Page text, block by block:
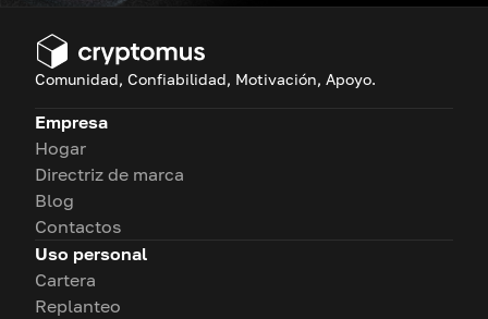
Comunidad, Confiabilidad, Motivación, Apoyo.
Empresa
Hogar
Directriz de marca
Blog
Contactos
Uso personal
Cartera
Replanteo